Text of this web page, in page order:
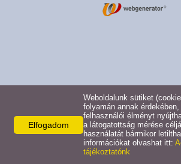
Elfogadom
Weboldalunk sütiket
folyamán annak
felhasználói élményt
a látogatottság mérése
használatát bármikor
információkat olvashat itt:
tájékoztatónk